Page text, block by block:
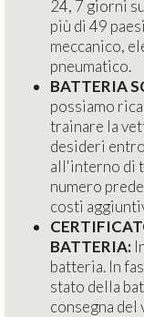
24, 7 giorni
più di 49
meccanico,
pneumatico.
BATTERIA
possiamo
trainare la
desideri
all'interno di
numero
costi
BATTERIA:
batteria. In
stato della
consegna del